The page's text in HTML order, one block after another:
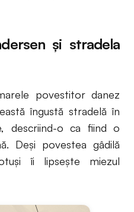
și stradela
povestitor danez
îngustă stradelă în
descriind-o ca fiind o
Deși povestea gâdilă
îi lipsește miezul